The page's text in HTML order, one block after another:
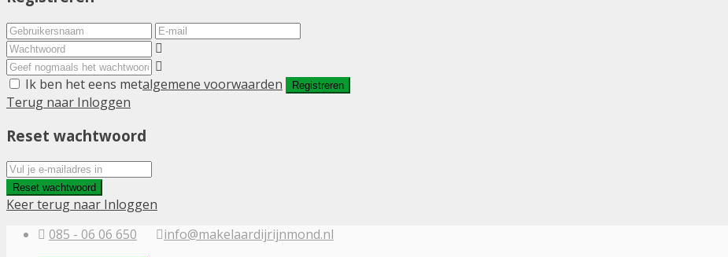
Ik ben het eens metalgemene voorwaarden Registreren
Terug naar Inloggen
Reset wachtwoord
Reset wachtwoord
Keer terug naar Inloggen
085 - 06 06 650
info@makelaardijrijnmond.nl